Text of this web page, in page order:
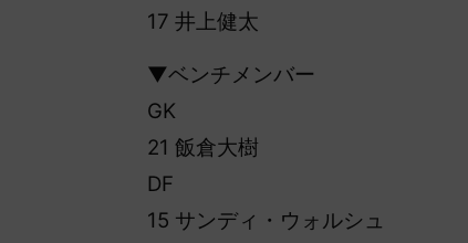
17 井上健太
▼ベンチメンバー
GK
21 飯倉大樹
DF
15 サンディ・ウォルシュ